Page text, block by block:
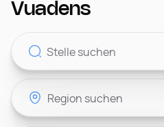
Kontakt
CH
Vuadens